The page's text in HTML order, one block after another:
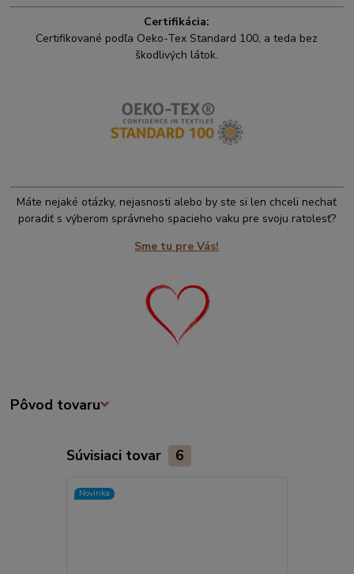
Certifikácia:
Certifikované podľa Oeko-Tex Standard 100, a teda bez
škodlivých látok.
Máte nejaké otázky, nejasnosti alebo by ste si len chceli nechať
poradiť s výberom správneho spacieho vaku pre svoju ratolesť?
Sme tu pre Vás!
Pôvod tovaru
Súvisiaci tovar 6
Novinka